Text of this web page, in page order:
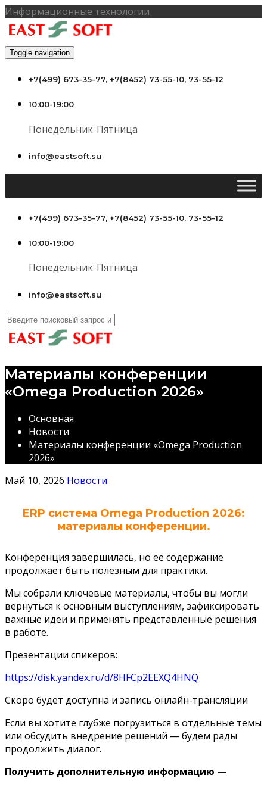
Информационные технологии
Toggle navigation
+7(499) 673-35-77, +7(8452) 73-55-10, 73-55-12
10:00-19:00
Понедельник-Пятница
info@eastsoft.su
+7(499) 673-35-77, +7(8452) 73-55-10, 73-55-12
10:00-19:00
Понедельник-Пятница
info@eastsoft.su
Материалы конференции
«Omega Production 2026»
Основная
Новости
Материалы конференции «Omega Production
2026»
Май 10, 2026 Новости
ERP система Omega Production 2026:
материалы конференции.
Конференция завершилась, но её содержание
продолжает быть полезным для практики.
Мы собрали ключевые материалы, чтобы вы могли
вернуться к основным выступлениям, зафиксировать
важные идеи и применять представленные решения
в работе.
Презентации спикеров:
https://disk.yandex.ru/d/8HFCp2EEXQ4HNQ
Скоро будет доступна и запись онлайн-трансляции
Если вы хотите глубже погрузиться в отдельные темы
или обсудить внедрение решений — будем рады
продолжить диалог.
Получить дополнительную информацию —